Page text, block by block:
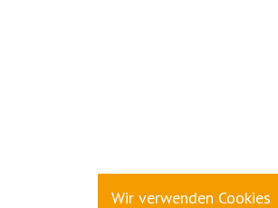
Wir verwenden Cookies